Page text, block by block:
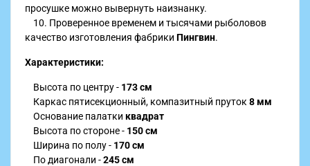
просушке можно вывернуть наизнанку.
10. Проверенное временем и тысячами рыболовов
качество изготовления фабрики Пингвин.
Характеристики:
Высота по центру - 173 см
Каркас пятисекционный, компазитный пруток 8 мм
Основание палатки квадрат
Высота по стороне - 150 см
Ширина по полу - 170 см
По диагонали -245 см